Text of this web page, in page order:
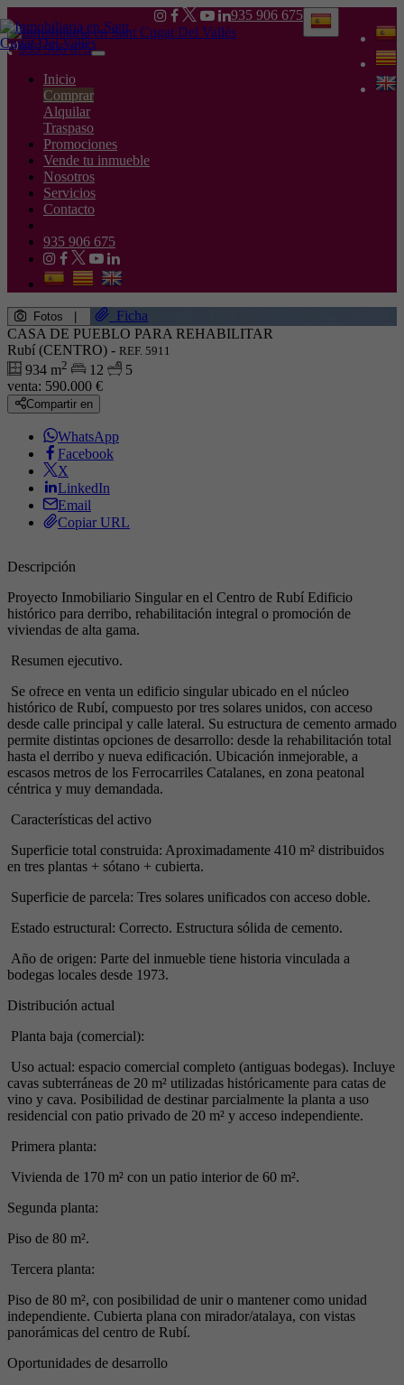
935 906 675
935 906 675
Toggle
Inicio
Comprar
Alquilar
Traspaso
Promociones
Vende tu inmueble
Nosotros
Servicios
Contacto
935 906 675
Fotos
Ficha
CASA DE PUEBLO PARA REHABILITAR
Rubí (CENTRO) - REF. 5911
934 m2 12
5
venta: 590.000 €
Compartir en
WhatsApp
Facebook
X
LinkedIn
Email
Copiar URL
Descripción
Proyecto Inmobiliario Singular en el Centro de Rubí Edificio
histórico para derribo, rehabilitación integral o promoción de
viviendas de alta gama.
Resumen ejecutivo.
Se ofrece en venta un edificio singular ubicado en el núcleo
histórico de Rubí, compuesto por tres solares unidos, con acceso
desde calle principal y calle lateral. Su estructura de cemento armado
permite distintas opciones de desarrollo: desde la rehabilitación total
hasta el derribo y nueva edificación. Ubicación inmejorable, a
escasos metros de los Ferrocarriles Catalanes, en zona peatonal
céntrica y muy demandada.
Características del activo
Superficie total construida: Aproximadamente 410 m² distribuidos
en tres plantas + sótano + cubierta.
Superficie de parcela: Tres solares unificados con acceso doble.
Estado estructural: Correcto. Estructura sólida de cemento.
Año de origen: Parte del inmueble tiene historia vinculada a
bodegas locales desde 1973.
Distribución actual
Planta baja (comercial):
Uso actual: espacio comercial completo (antiguas bodegas). Incluye
cavas subterráneas de 20 m² utilizadas históricamente para catas de
vino y cava. Posibilidad de destinar parcialmente la planta a uso
residencial con patio privado de 20 m² y acceso independiente.
Primera planta:
Vivienda de 170 m² con un patio interior de 60 m².
Segunda planta:
Piso de 80 m².
Tercera planta:
Piso de 80 m², con posibilidad de unir o mantener como unidad
independiente. Cubierta plana con mirador/atalaya, con vistas
panorámicas del centro de Rubí.
Oportunidades de desarrollo